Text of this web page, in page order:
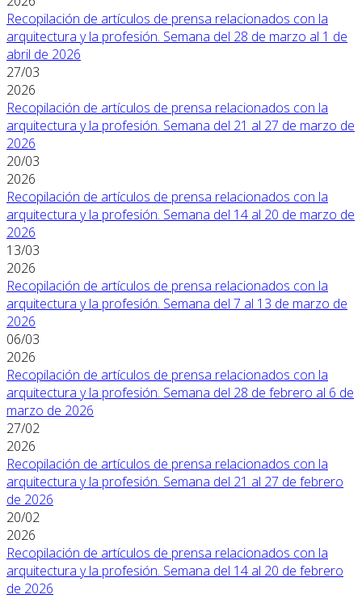
Recopilación de artículos de prensa relacionados con la
arquitectura y la profesión. Semana del 28 de marzo al 1 de
abril de 2026
27/03
2026
Recopilación de artículos de prensa relacionados con la
arquitectura y la profesión. Semana del 21 al 27 de marzo de
2026
20/03
2026
Recopilación de artículos de prensa relacionados con la
arquitectura y la profesión. Semana del 14 al 20 de marzo de
2026
13/03
2026
Recopilación de artículos de prensa relacionados con la
arquitectura y la profesión. Semana del 7 al 13 de marzo de
2026
06/03
2026
Recopilación de artículos de prensa relacionados con la
arquitectura y la profesión. Semana del 28 de febrero al 6 de
marzo de 2026
27/02
2026
Recopilación de artículos de prensa relacionados con la
arquitectura y la profesión. Semana del 21 al 27 de febrero
de 2026
20/02
2026
Recopilación de artículos de prensa relacionados con la
arquitectura y la profesión. Semana del 14 al 20 de febrero
de 2026